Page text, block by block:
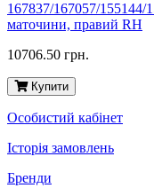
167837/167057/155144/
маточини, правий RH
10706.50 грн.
Купити
Особистий кабінет
Історія замовлень
Бренди